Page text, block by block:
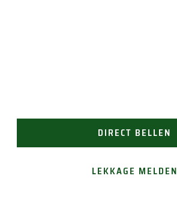
DIRECT BELLEN
LEKKAGE MELDEN